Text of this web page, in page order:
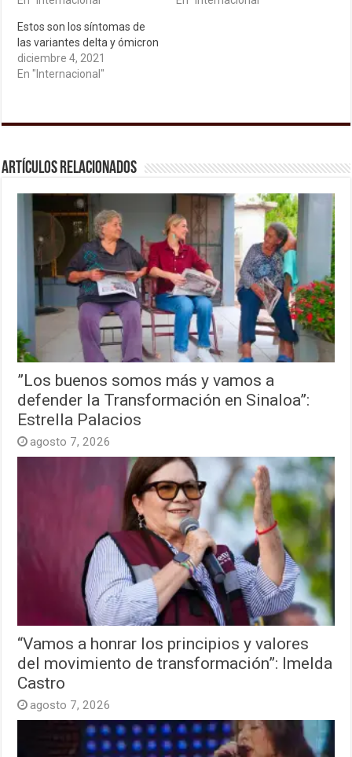
Estos son los síntomas de
las variantes delta y ómicron
diciembre 4, 2021
En "Internacional"
Artículos relacionados
”Los buenos somos más y vamos a
defender la Transformación en Sinaloa”:
Estrella Palacios
agosto 7, 2026
“Vamos a honrar los principios y valores
del movimiento de transformación”: Imelda
Castro
agosto 7, 2026